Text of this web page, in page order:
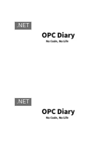
.NET
.NET